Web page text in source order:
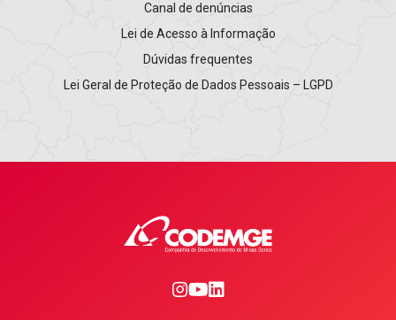
Canal de denúncias
Lei de Acesso à Informação
Dúvidas frequentes
Lei Geral de Proteção de Dados Pessoais – LGPD
0 1 2